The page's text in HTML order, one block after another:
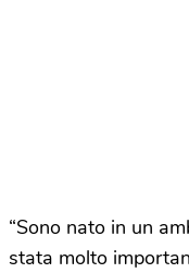
“Sono nato in un
stata molto